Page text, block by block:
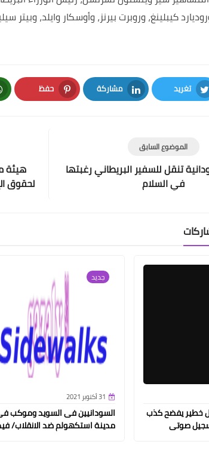
كيبلينغ، وروبرت بيرنز، وأوسكار وايلد، وبيتر
تغريد
Twitter
مشاركة
LinkedIn
حفظ
Pinterest
هيئة
لحقوق
الموضوع السابق
تنقل للسفير البريطاني رغبتها
في السلام
خطير يفضح كذب
صوتى
جديد
31 أكتوبر 2021
السودانيين فى السويد وموكب
مدينة استكهولم ضد الانقلاب/